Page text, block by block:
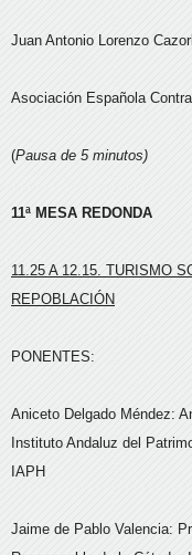
Juan Antonio Lorenzo
Asociación Española
(Pausa de 5 minutos)
11ª MESA REDONDA
11.25 A 12.15. TURISMO
REPOBLACIÓN
PONENTES:
Aniceto Delgado Méndez:
Instituto Andaluz del
IAPH
Jaime de Pablo Valencia: